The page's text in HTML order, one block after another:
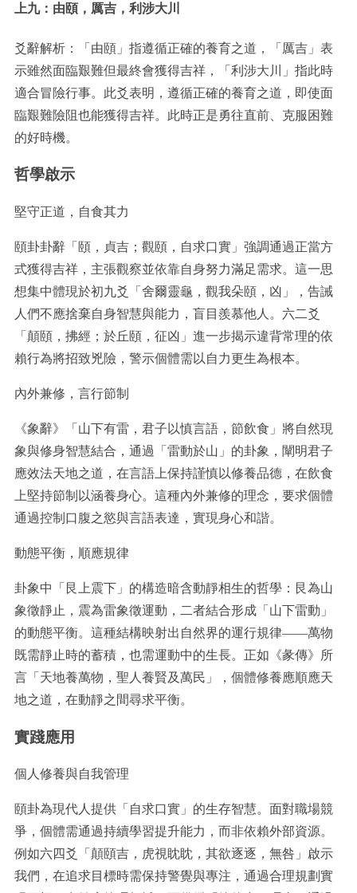
上九：由頤，厲吉，利涉大川
爻辭解析：「由頤」指遵循正確的養育之道，「厲吉」表
示雖然面臨艱難但最終會獲得吉祥，「利涉大川」指此時
適合冒險行事。此爻表明，遵循正確的養育之道，即使面
臨艱難險阻也能獲得吉祥。此時正是勇往直前、克服困難
的好時機。
哲學啟示
堅守正道，自食其力
頤卦卦辭「頤，貞吉；觀頤，自求口實」強調通過正當方
式獲得吉祥，主張觀察並依靠自身努力滿足需求。這一思
想集中體現於初九爻「舍爾靈龜，觀我朵頤，凶」，告誡
人們不應捨棄自身智慧與能力，盲目羨慕他人。六二爻
「顛頤，拂經；於丘頤，征凶」進一步揭示違背常理的依
賴行為將招致兇險，警示個體需以自力更生為根本。
內外兼修，言行節制
《象辭》「山下有雷，君子以慎言語，節飲食」將自然現
象與修身智慧結合，通過「雷動於山」的卦象，闡明君子
應效法天地之道，在言語上保持謹慎以修養品德，在飲食
上堅持節制以涵養身心。這種內外兼修的理念，要求個體
通過控制口腹之慾與言語表達，實現身心和諧。
動態平衡，順應規律
卦象中「艮上震下」的構造暗含動靜相生的哲學：艮為山
象徵靜止，震為雷象徵運動，二者結合形成「山下雷動」
的動態平衡。這種結構映射出自然界的運行規律——萬物
既需靜止時的蓄積，也需運動中的生長。正如《彖傳》所
言「天地養萬物，聖人養賢及萬民」，個體修養應順應天
地之道，在動靜之間尋求平衡。
實踐應用
個人修養與自我管理
頤卦為現代人提供「自求口實」的生存智慧。面對職場競
爭，個體需通過持續學習提升能力，而非依賴外部資源。
例如六四爻「顛頤吉，虎視眈眈，其欲逐逐，無咎」啟示
我們，在追求目標時需保持警覺與專注，通過合理規劃實